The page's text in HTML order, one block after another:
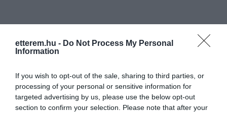
etterem.hu - Do Not Process My Personal
Information
If you wish to opt-out of the sale, sharing to third parties, or
processing of your personal or sensitive information for
targeted advertising by us, please use the below opt-out
section to confirm your selection. Please note that after your
magyar újdonságokat is.